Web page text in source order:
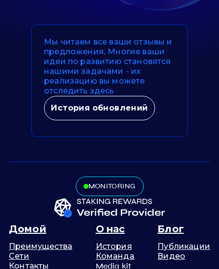
Мы читаем все ваши отзывы и
предложения. Многие ваши
идеи по развитию становятся
нашими задачами - их
реализацию вы можете
отследить здесь
История обновлений
MONITORING
Домой
Преимущества
Сети
Контакты
О нас
История
Команда
Media kit
Блог
Публикации
Видео